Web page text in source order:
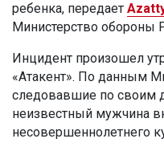
ребенка, передает
Министерство обороны
Инцидент произошел
«Атакент». По данным
следовавшие по своим
неизвестный мужчина
несовершеннолетнего